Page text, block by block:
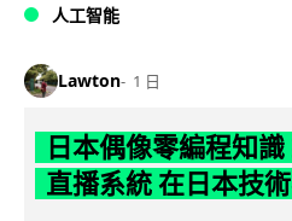
人工智能
Lawton 1 日
日本偶像零編程知
直播系統 在日本技